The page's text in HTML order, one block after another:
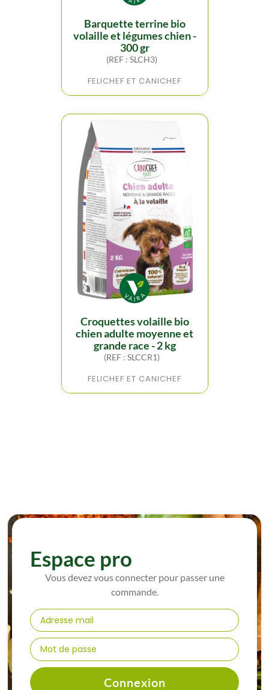
barquette terrine bio
volaille et légumes chien -
300 gr
(REF : SLCH3)
FELICHEF ET CANICHEF
croquettes volaille bio
chien adulte moyenne et
grande race - 2 kg
(REF : SLCCR1)
FELICHEF ET CANICHEF
Espace pro
Vous devez vous connecter pour passer une
commande.
Connexion